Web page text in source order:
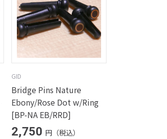
GID
Bridge Pins Nature
Ebony/Rose Dot w/Ring
[BP-NA EB/RRD]
2,750 円（税込）